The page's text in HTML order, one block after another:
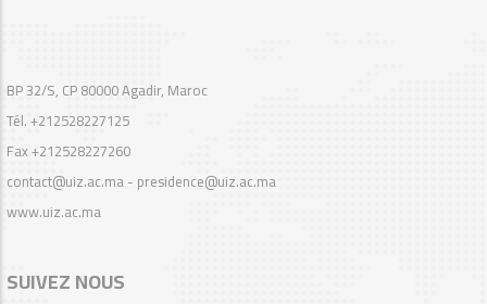
BP 32/S, CP 80000 Agadir, Maroc
Tél. +212528227125
Fax +212528227260
contact@uiz.ac.ma - presidence@uiz.ac.ma
www.uiz.ac.ma
SUIVEZ NOUS